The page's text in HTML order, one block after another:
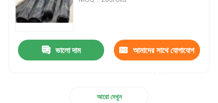
কৃষি পোকার জাল
পিই টারপুলিন
ভালো দাম আমাদের সাথে যোগাযোগ
আরো দেখুন